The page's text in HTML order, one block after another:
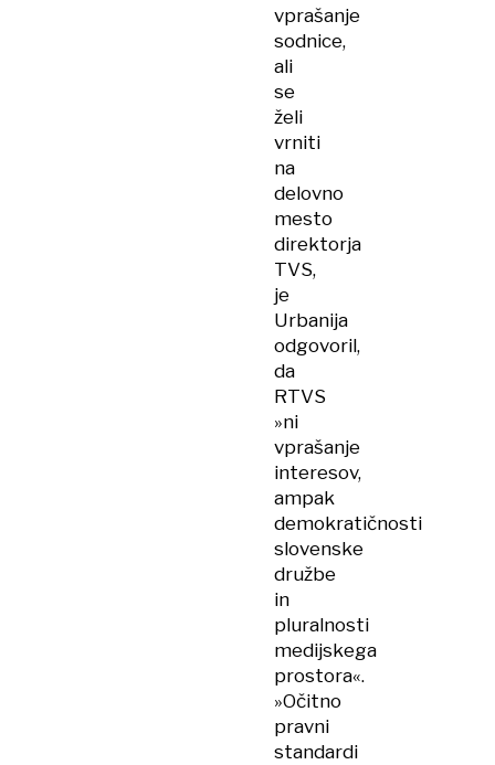
vprašanje
sodnice,
ali
se
želi
vrniti
na
delovno
mesto
direktorja
TVS,
je
Urbanija
odgovoril,
da
RTVS
»ni
vprašanje
interesov,
ampak
demokratičnosti
slovenske
družbe
in
pluralnosti
medijskega
prostora«.
»Očitno
pravni
standardi